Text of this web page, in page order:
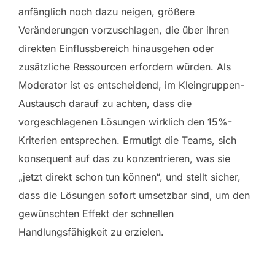
anfänglich noch dazu neigen, größere
Veränderungen vorzuschlagen, die über ihren
direkten Einflussbereich hinausgehen oder
zusätzliche Ressourcen erfordern würden. Als
Moderator ist es entscheidend, im Kleingruppen-
Austausch darauf zu achten, dass die
vorgeschlagenen Lösungen wirklich den 15%-
Kriterien entsprechen. Ermutigt die Teams, sich
konsequent auf das zu konzentrieren, was sie
„jetzt direkt schon tun können“, und stellt sicher,
dass die Lösungen sofort umsetzbar sind, um den
gewünschten Effekt der schnellen
Handlungsfähigkeit zu erzielen.